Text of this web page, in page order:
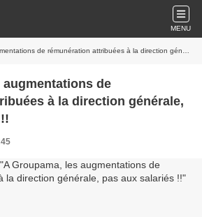
MENU
de rémunération attribuées à la direction générale, pas aux salariés !!
de
à la direction générale,